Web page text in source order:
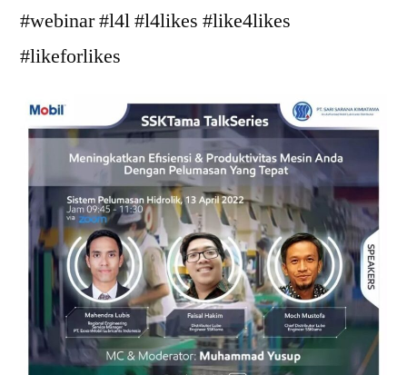
#webinar #l4l #l4likes #like4likes
#likeforlikes